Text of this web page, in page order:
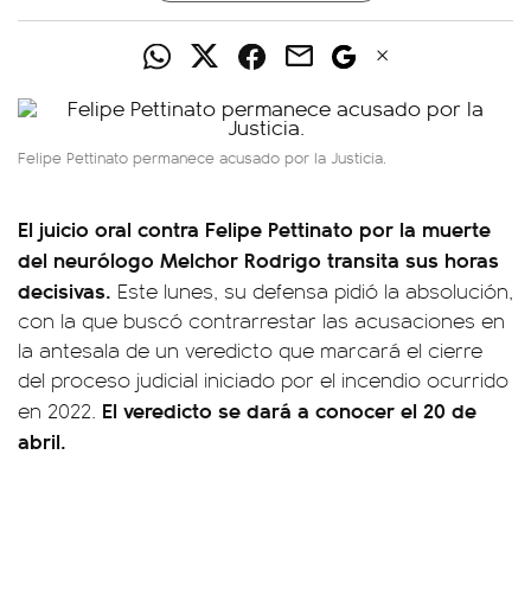
Felipe Pettinato permanece acusado por la Justicia.
El juicio oral contra Felipe Pettinato por la muerte
del neurólogo Melchor Rodrigo transita sus horas
decisivas. Este lunes, su defensa pidió la absolución,
con la que buscó contrarrestar las acusaciones en
la antesala de un veredicto que marcará el cierre
del proceso judicial iniciado por el incendio ocurrido
en 2022. El veredicto se dará a conocer el 20 de
abril.